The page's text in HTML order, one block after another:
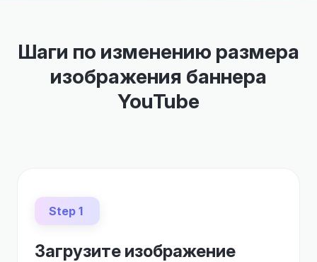
Шаги по изменению размера
изображения баннера
YouTube
Step 1
Загрузите изображение